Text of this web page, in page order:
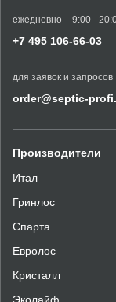
ежедневно – 9:00 -
+7 495 106-66-03
для заявок и запросов
order@septic-
Производители
Итал
Гринлос
Спарта
Евролос
Кристалл
Эколайф